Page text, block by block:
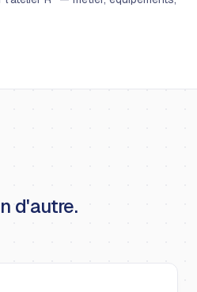
d'autre.